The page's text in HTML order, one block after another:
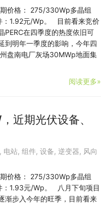
价格： 275/330Wp多晶组
：1.92元/Wp。 目前看来竞价
PERC在四季度的热度依旧可
到明年一季度的影响，今年四
盘南电厂灰场30MWp地面集
阅读更多»
近期光伏设备、
, 电站, 组件, 设备, 逆变器, 风向
价格： 275/330Wp多晶组
：1.93元/Wp。 八月下旬项目
渐步入今年的旺季，目前看来